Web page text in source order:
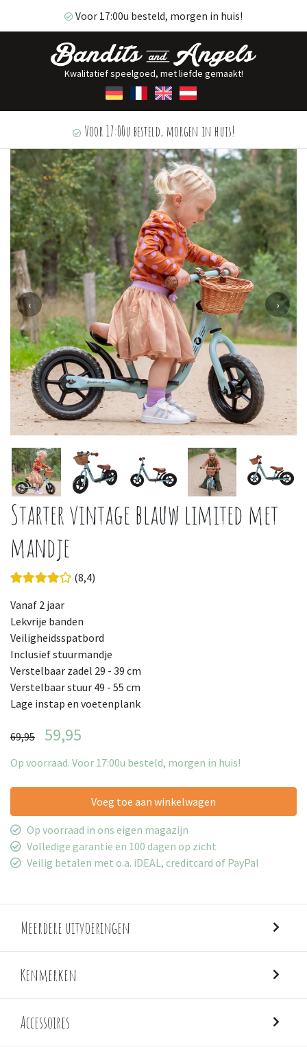
Voor 17:00u besteld, morgen in huis!
Kwalitatief speelgoed, met liefde gemaakt!
Voor 17:00u besteld, morgen in huis!
‹ ›
Starter vintage blauw limited met
mandje
(8,4)
Vanaf 2 jaar
Lekvrije banden
Veiligheidsspatbord
Inclusief stuurmandje
Verstelbaar zadel 29 - 39 cm
Verstelbaar stuur 49 - 55 cm
Lage instap en voetenplank
69,95 59,95
Op voorraad. Voor 17:00u besteld, morgen in huis!
Voeg toe aan winkelwagen
Op voorraad in ons eigen magazijn
Volledige garantie en 100 dagen op zicht
Veilig betalen met o.a. iDEAL, creditcard of PayPal
Meerdere uitvoeringen
Kenmerken
Accessoires